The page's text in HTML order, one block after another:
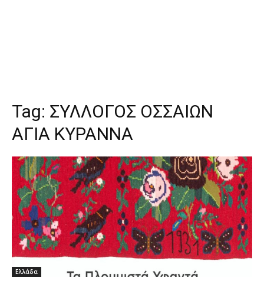
Tag: ΣΥΛΛΟΓΟΣ ΟΣΣΑΙΩΝ
ΑΓΙΑ ΚΥΡΑΝΝΑ
Ελλάδα